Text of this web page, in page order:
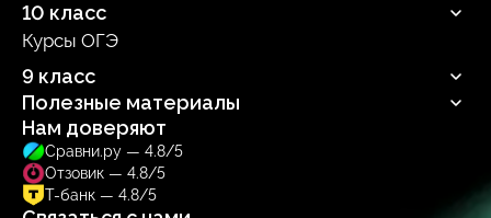
Русский язык
Профильная математика
Обществознание
Биология
10 класс
Русский язык
Профильная математика
Информатика
Обществознание
Биология
Курсы ОГЭ
9 класс
Русский язык
Полезные материалы
Блог
Учебник
Тренажер
Нам доверяют
Сравни.ру — 4.8/5
Отзовик — 4.8/5
Т-банк — 4.8/5